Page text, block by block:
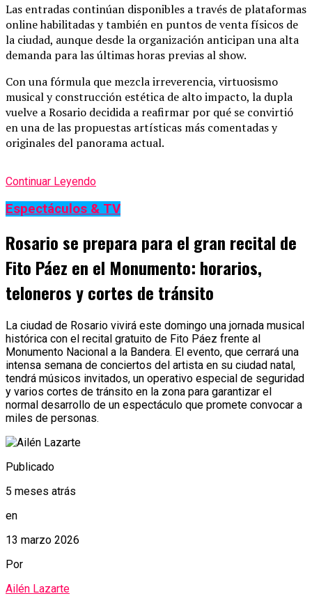
Las entradas continúan disponibles a través de plataformas
online habilitadas y también en puntos de venta físicos de
la ciudad, aunque desde la organización anticipan una alta
demanda para las últimas horas previas al show.
Con una fórmula que mezcla irreverencia, virtuosismo
musical y construcción estética de alto impacto, la dupla
vuelve a Rosario decidida a reafirmar por qué se convirtió
en una de las propuestas artísticas más comentadas y
originales del panorama actual.
Continuar Leyendo
Espectáculos & TV
Rosario se prepara para el gran recital de
Fito Páez en el Monumento: horarios,
teloneros y cortes de tránsito
La ciudad de Rosario vivirá este domingo una jornada musical
histórica con el recital gratuito de Fito Páez frente al
Monumento Nacional a la Bandera. El evento, que cerrará una
intensa semana de conciertos del artista en su ciudad natal,
tendrá músicos invitados, un operativo especial de seguridad
y varios cortes de tránsito en la zona para garantizar el
normal desarrollo de un espectáculo que promete convocar a
miles de personas.
Publicado
5 meses atrás
en
13 marzo 2026
Por
Ailén Lazarte